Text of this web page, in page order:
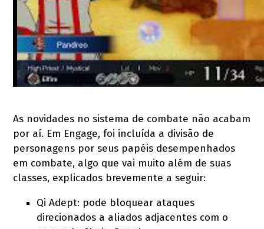
As novidades no sistema de combate não acabam
por aí. Em Engage, foi incluída a divisão de
personagens por seus papéis desempenhados
em combate, algo que vai muito além de suas
classes, explicados brevemente a seguir:
Qi Adept: pode bloquear ataques
direcionados a aliados adjacentes com o